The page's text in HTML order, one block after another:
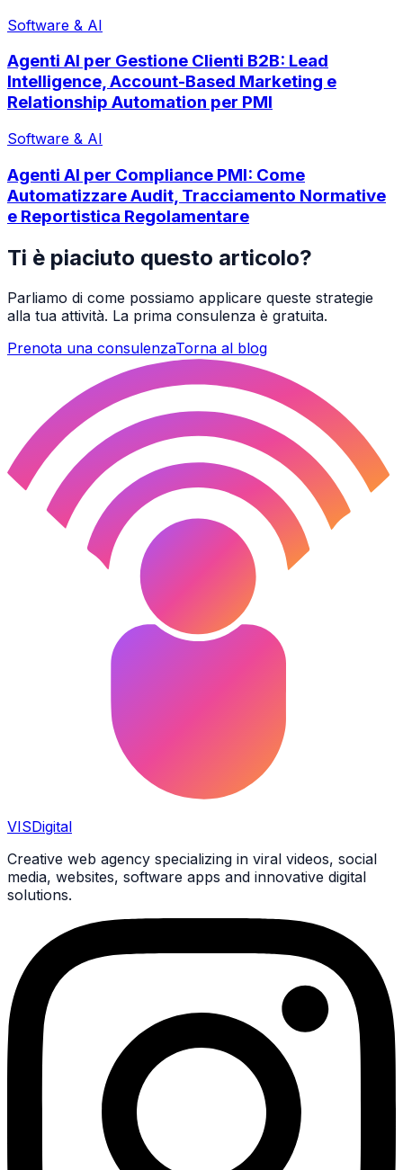
Software & AI
Agenti AI per Gestione Clienti B2B: Lead
Intelligence, Account-Based Marketing e
Relationship Automation per PMI
Software & AI
Agenti AI per Compliance PMI: Come
Automatizzare Audit, Tracciamento Normative
e Reportistica Regolamentare
Ti è piaciuto questo articolo?
Parliamo di come possiamo applicare queste strategie
alla tua attività. La prima consulenza è gratuita.
Prenota una consulenzaTorna al blog
VISDigital
Creative web agency specializing in viral videos, social
media, websites, software apps and innovative digital
solutions.